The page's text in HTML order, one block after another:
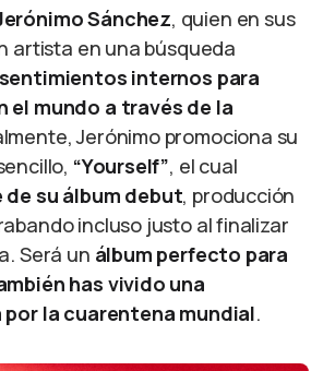
Sánchez, quien en sus
artista en una búsqueda
sentimientos internos para
el mundo a través de la
Jerónimo promociona su
“Yourself”, el cual
de su álbum debut, producción
incluso justo al finalizar
Será un álbum perfecto para
has vivido una
la cuarentena mundial.